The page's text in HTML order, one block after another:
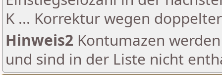
K ... Korrektur wegen
Hinweis2 Kontumazen
und sind in der Liste nicht